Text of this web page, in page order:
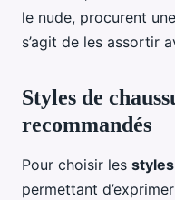
le nude, procurent une
s’agit de les assortir
Styles de
recommandés
Pour choisir les
permettant